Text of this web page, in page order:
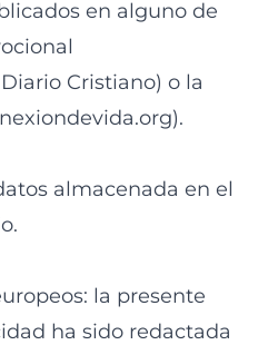
en alguno de
Cristiano) o la
almacenada en el
la presente
ha sido redactada